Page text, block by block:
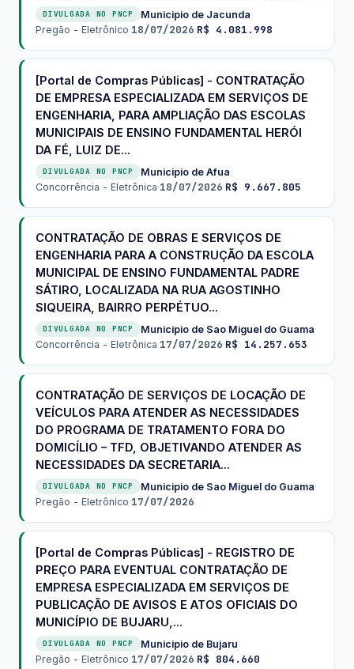
DIVULGADA NO PNCP Municipio de Jacunda·
Pregão - Eletrônico·18/07/2026·R$ 4.081.998
[Portal de Compras Públicas] - CONTRATAÇÃO
DE EMPRESA ESPECIALIZADA EM SERVIÇOS DE
ENGENHARIA, PARA AMPLIAÇÃO DAS ESCOLAS
MUNICIPAIS DE ENSINO FUNDAMENTAL HERÓI
DA FÉ, LUIZ DE...
DIVULGADA NO PNCP Municipio de Afua·
Concorrência - Eletrônica·18/07/2026·R$ 9.667.805
CONTRATAÇÃO DE OBRAS E SERVIÇOS DE
ENGENHARIA PARA A CONSTRUÇÃO DA ESCOLA
MUNICIPAL DE ENSINO FUNDAMENTAL PADRE
SÁTIRO, LOCALIZADA NA RUA AGOSTINHO
SIQUEIRA, BAIRRO PERPÉTUO...
DIVULGADA NO PNCP Municipio de Sao Miguel do Guama·
Concorrência - Eletrônica·17/07/2026·R$ 14.257.653
CONTRATAÇÃO DE SERVIÇOS DE LOCAÇÃO DE
VEÍCULOS PARA ATENDER AS NECESSIDADES
DO PROGRAMA DE TRATAMENTO FORA DO
DOMICÍLIO – TFD, OBJETIVANDO ATENDER AS
NECESSIDADES DA SECRETARIA...
DIVULGADA NO PNCP Municipio de Sao Miguel do Guama·
Pregão - Eletrônico·17/07/2026
[Portal de Compras Públicas] - REGISTRO DE
PREÇO PARA EVENTUAL CONTRATAÇÃO DE
EMPRESA ESPECIALIZADA EM SERVIÇOS DE
PUBLICAÇÃO DE AVISOS E ATOS OFICIAIS DO
MUNICÍPIO DE BUJARU,...
DIVULGADA NO PNCP Municipio de Bujaru·
Pregão - Eletrônico·17/07/2026·R$ 804.660